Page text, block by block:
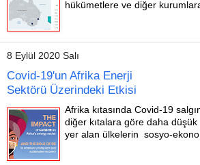
hükümetlere ve diğer
8 Eylül 2020 Salı
Covid-19'un Afrika Enerji
Sektörü Üzerindeki Etkisi
Afrika kıtasında Covid-19
diğer kıtalara göre daha
yer alan ülkelerin sosyo-